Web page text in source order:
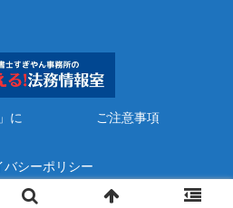
に
ご注意事項
バシーポリシー
ぎやん事務所 All Rights Reserved.